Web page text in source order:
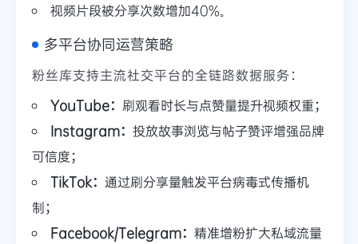
视频片段被分享次数增加40%。
多平台协同运营策略
粉丝库支持主流社交平台的全链路数据服务：
YouTube： 刷观看时长与点赞量提升视频权重；
Instagram： 投放故事浏览与帖子赞评增强品牌
可信度；
TikTok： 通过刷分享量触发平台病毒式传播机
制；
Facebook/Telegram： 精准增粉扩大私域流量